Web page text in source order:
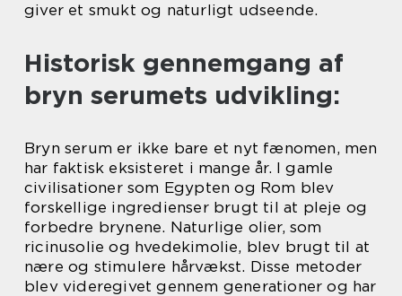
giver et smukt og naturligt udseende.
Historisk gennemgang af
bryn serumets udvikling:
Bryn serum er ikke bare et nyt fænomen, men
har faktisk eksisteret i mange år. I gamle
civilisationer som Egypten og Rom blev
forskellige ingredienser brugt til at pleje og
forbedre brynene. Naturlige olier, som
ricinusolie og hvedekimolie, blev brugt til at
nære og stimulere hårvækst. Disse metoder
blev videregivet gennem generationer og har